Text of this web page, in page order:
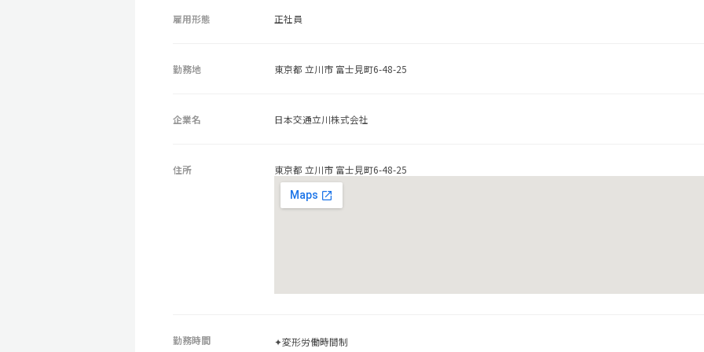
雇用形態 正社員
勤務地 東京都 立川市 富士見町6-48-25
企業名 日本交通立川株式会社
住所 東京都 立川市 富士見町6-48-25
勤務時間
✦変形労働時間制